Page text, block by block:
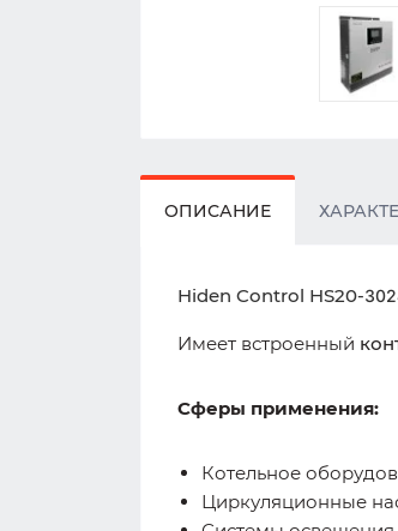
ОПИСАНИЕ
Hiden Control HS20-
Имеет встроенный
Сферы применения:
Котельное
Циркуляционные